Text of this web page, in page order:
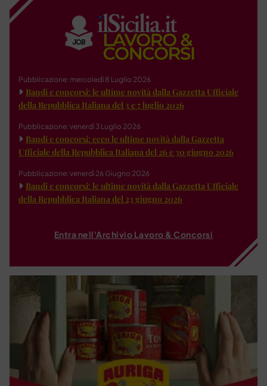
Pubblicazione: mercoledì 8 Luglio 2026
Bandi e concorsi: le ultime novità dalla Gazzetta Ufficiale
della Repubblica Italiana del 3 e 7 luglio 2026
Pubblicazione: venerdì 3 Luglio 2026
Bandi e concorsi: ecco le ultime novità dalla Gazzetta
Ufficiale della Repubblica Italiana del 26 e 30 giugno 2026
Pubblicazione: venerdì 26 Giugno 2026
Bandi e concorsi: le ultime novità dalla Gazzetta Ufficiale
della Repubblica Italiana del 23 giugno 2026
Entra nell'Archivio Lavoro & Concorsi